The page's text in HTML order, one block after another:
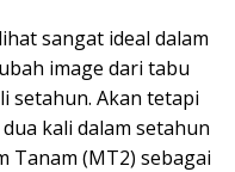
sangat ideal dalam
image dari tabu
setahun. Akan tetapi
kali dalam setahun
Tanam (MT2) sebagai